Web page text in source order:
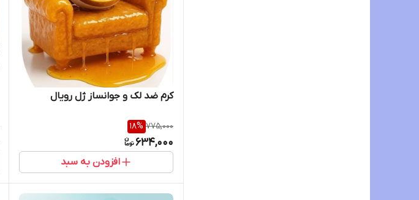
کرم ضد لک و جوانساز ژل رویال
775,000
18%
634,000
افزودن به سبد